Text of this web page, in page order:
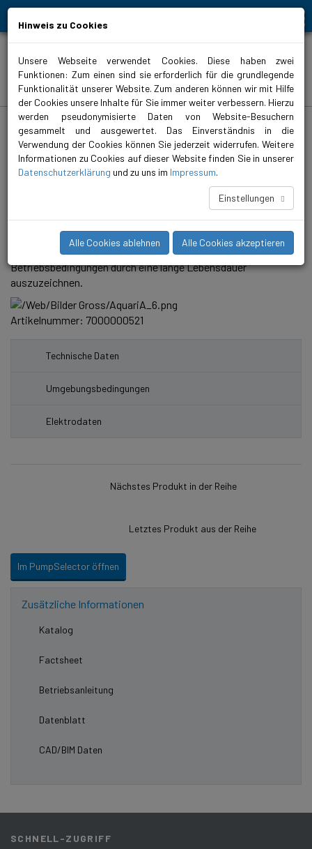
Produkte
biral.de > Produkte > Wasserversorgung > Unterwasserpumpen > AquariA >
AquariA 5-33
AquariA Unterwasserpumpen für 4-Zoll Bohrlochgrössen
(AquariA 2 bis 14) sind die idealen Lösungen für ein breites
Einsatzgebiet von Anwendungen. Mit diesen Pumpen bieten
wir Ihnen die grösstmögliche Zuverlässigkeit und
Belastbarkeit. Diese, aus Edelstahl gefertigten Pumpen,
wurden entwickelt, um sich auch unter extremen
Betriebsbedingungen durch eine lange Lebensdauer
auszuzeichnen.
Artikelnummer: 7000000521
Technische Daten
Umgebungsbedingungen
Elektrodaten
Nächstes Produkt in der Reihe
Letztes Produkt aus der Reihe
Im PumpSelector öffnen
Zusätzliche Informationen
Katalog
Factsheet
Betriebsanleitung
Datenblatt
CAD/BIM Daten
SCHNELL-ZUGRIFF
Hinweis zu Cookies
Unsere Webseite verwendet Cookies. Diese haben zwei
Funktionen: Zum einen sind sie erforderlich für die grundlegende
Funktionalität unserer Website. Zum anderen können wir mit Hilfe
der Cookies unsere Inhalte für Sie immer weiter verbessern. Hierzu
werden pseudonymisierte Daten von Website-Besuchern
gesammelt und ausgewertet. Das Einverständnis in die
Verwendung der Cookies können Sie jederzeit widerrufen. Weitere
Informationen zu Cookies auf dieser Website finden Sie in unserer
Datenschutzerklärung und zu uns im Impressum.
Einstellungen
Alle Cookies ablehnen Alle Cookies akzeptieren